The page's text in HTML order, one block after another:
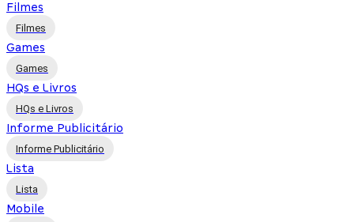
Filmes
Filmes
Games
Games
HQs e Livros
HQs e Livros
Informe Publicitário
Informe Publicitário
Lista
Lista
Mobile